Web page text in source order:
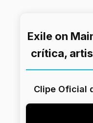
Exile on
crítica,
Clipe Oficial